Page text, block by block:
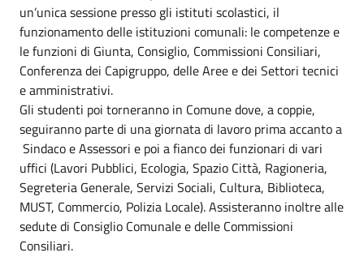
un’unica sessione presso gli istituti scolastici, il
funzionamento delle istituzioni comunali: le competenze e
le funzioni di Giunta, Consiglio, Commissioni Consiliari,
Conferenza dei Capigruppo, delle Aree e dei Settori tecnici
e amministrativi.
Gli studenti poi torneranno in Comune dove, a coppie,
seguiranno parte di una giornata di lavoro prima accanto a
Sindaco e Assessori e poi a fianco dei funzionari di vari
uffici (Lavori Pubblici, Ecologia, Spazio Città, Ragioneria,
Segreteria Generale, Servizi Sociali, Cultura, Biblioteca,
MUST, Commercio, Polizia Locale). Assisteranno inoltre alle
sedute di Consiglio Comunale e delle Commissioni
Consiliari.